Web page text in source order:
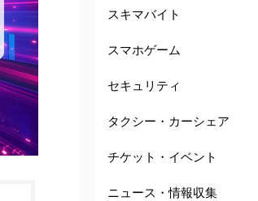
スキマバイト
スマホゲーム
セキュリティ
タクシー・カーシェア
チケット・イベント
ニュース・情報収集